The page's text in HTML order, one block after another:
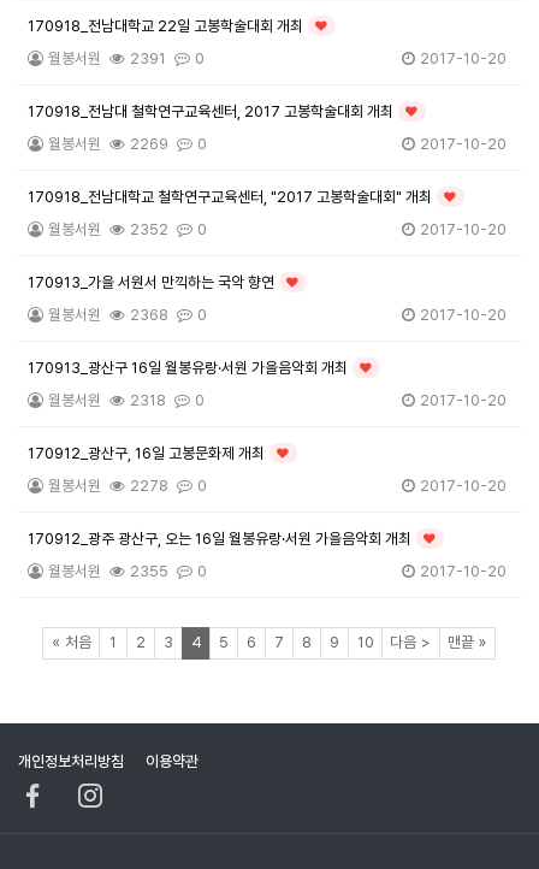
170918_전남대학교 22일 고봉학술대회 개최 인기글
월봉서원 2391 0 2017-10-20
170918_전남대 철학연구교육센터, 2017 고봉학술대회 개최 인기글
월봉서원 2269 0 2017-10-20
170918_전남대학교 철학연구교육센터, "2017 고봉학술대회" 개최 인기글
월봉서원 2352 0 2017-10-20
170913_가을 서원서 만끽하는 국악 향연 인기글
월봉서원 2368 0 2017-10-20
170913_광산구 16일 월봉유랑·서원 가을음악회 개최 인기글
월봉서원 2318 0 2017-10-20
170912_광산구, 16일 고봉문화제 개최 인기글
월봉서원 2278 0 2017-10-20
170912_광주 광산구, 오는 16일 월봉유랑·서원 가을음악회 개최 인기글
월봉서원 2355 0 2017-10-20
« 처음페이지
1 페이지
2 페이지
3 페이지
열린
4페이지
5 페이지
6 페이지
7 페이지
8 페이지
9 페이지
10페이지
다음 페이지
> 맨끝 페이지
»
개인정보처리방침 이용약관